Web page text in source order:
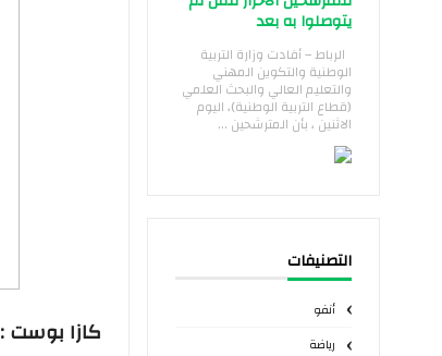
يتوصلوا به بعد
الرباط – أفادت وزارة التربية
الوطنية والتكوين المهني
والتعليم العالي والبحث العلمي
(قطاع التربية الوطنية)، اليوم
الاثنين ، بأن المترشحين ...
التصنيفات
أنفو
رياضة
كازا بوست :